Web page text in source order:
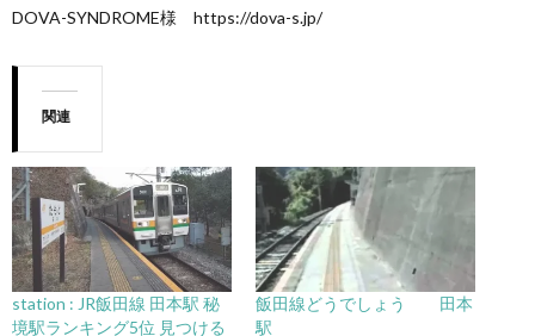
DOVA-SYNDROME様 https://dova-s.jp/
関連
station : JR飯田線 田本駅 秘
境駅ランキング5位 見つける
飯田線どうでしょう 田本
駅